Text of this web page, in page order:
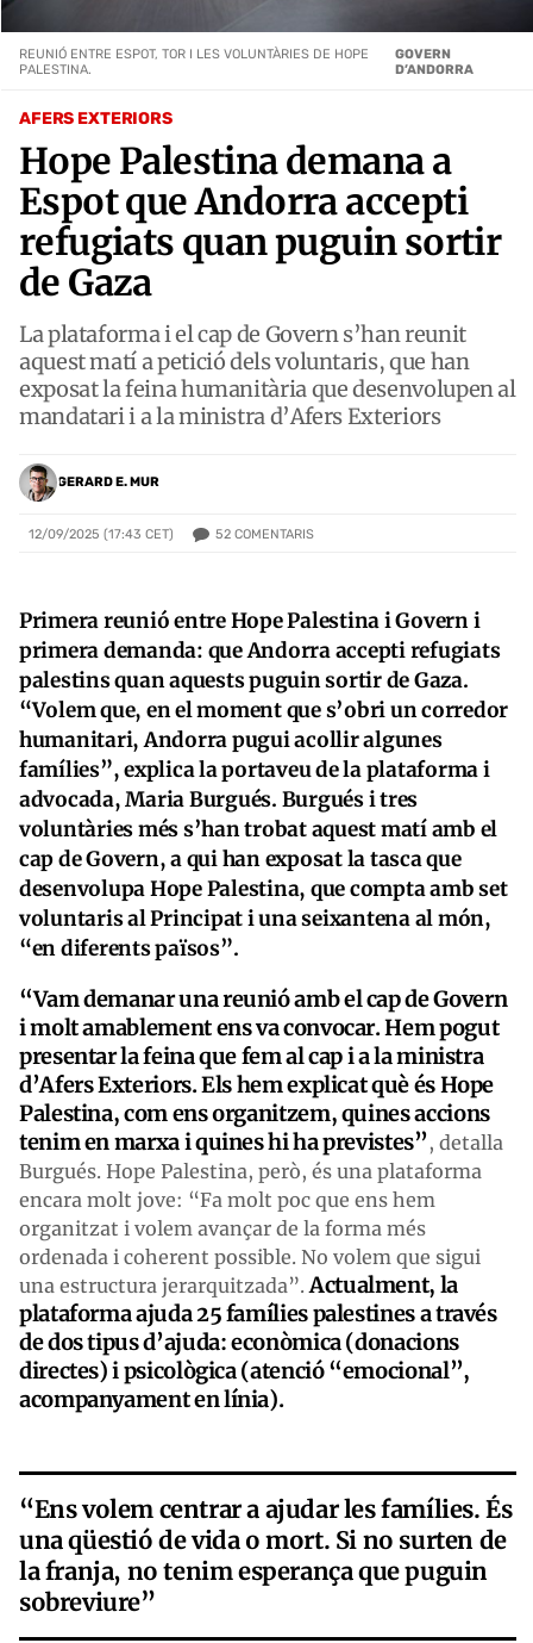
AFERS EXTERIORS
Hope Palestina demana a
Espot que Andorra accepti
refugiats quan puguin sortir
de Gaza
La plataforma i el cap de Govern s’han reunit
aquest matí a petició dels voluntaris, que han
exposat la feina humanitària que desenvolupen al
mandatari i a la ministra d’Afers Exteriors
GERARD E. MUR
12/09/2025 (17:43 CET) 52 COMENTARIS
REUNIÓ ENTRE ESPOT, TOR I LES VOLUNTÀRIES DE HOPE
PALESTINA.
GOVERN
D’ANDORRA
Primera reunió entre Hope Palestina i Govern i
primera demanda: que Andorra accepti refugiats
palestins quan aquests puguin sortir de Gaza.
“Volem que, en el moment que s’obri un corredor
humanitari, Andorra pugui acollir algunes
famílies”, explica la portaveu de la plataforma i
advocada, Maria Burgués. Burgués i tres
voluntàries més s’han trobat aquest matí amb el
cap de Govern, a qui han exposat la tasca que
desenvolupa Hope Palestina, que compta amb set
voluntaris al Principat i una seixantena al món,
“en diferents països”.
“Vam demanar una reunió amb el cap de Govern
i molt amablement ens va convocar. Hem pogut
presentar la feina que fem al cap i a la ministra
d’Afers Exteriors. Els hem explicat què és Hope
Palestina, com ens organitzem, quines accions
tenim en marxa i quines hi ha previstes”, detalla
Burgués. Hope Palestina, però, és una plataforma
encara molt jove: “Fa molt poc que ens hem
organitzat i volem avançar de la forma més
ordenada i coherent possible. No volem que sigui
una estructura jerarquitzada”. Actualment, la
plataforma ajuda 25 famílies palestines a través
de dos tipus d’ajuda: econòmica (donacions
directes) i psicològica (atenció “emocional”,
acompanyament en línia).
“Ens volem centrar a ajudar les famílies. És
una qüestió de vida o mort. Si no surten de
la franja, no tenim esperança que puguin
sobreviure”